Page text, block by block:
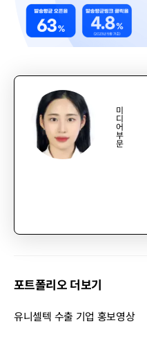
미
디
어
부
문
포트폴리오 더보기
유니셀텍 수출 기업 홍보영상